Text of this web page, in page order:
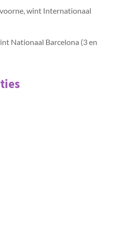
wint Internationaal
Nationaal Barcelona (3 en